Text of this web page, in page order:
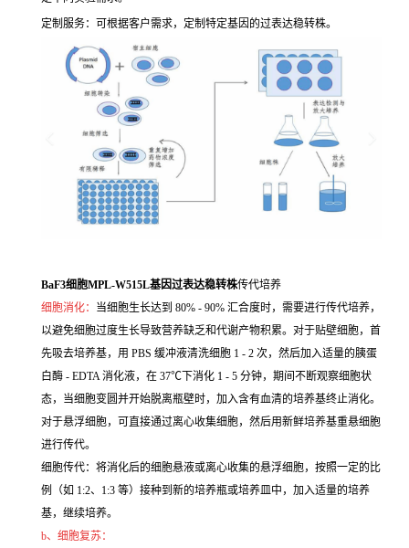
定制服务：可根据客户需求，定制特定基因的过表达稳转株。
BaF3细胞MPL-W515L基因过表达稳转株传代培养
细胞消化： 当细胞生长达到 80% - 90% 汇合度时，需要进行传代培养，
以避免细胞过度生长导致营养缺乏和代谢产物积累。对于贴壁细胞，首
先吸去培养基，用 PBS 缓冲液清洗细胞 1 - 2 次，然后加入适量的胰蛋
白酶 - EDTA 消化液，在 37℃下消化 1 - 5 分钟，期间不断观察细胞状
态，当细胞变圆并开始脱离瓶壁时，加入含有血清的培养基终止消化。
对于悬浮细胞，可直接通过离心收集细胞，然后用新鲜培养基重悬细胞
进行传代。
细胞传代：将消化后的细胞悬液或离心收集的悬浮细胞，按照一定的比
例（如 1:2、1:3 等）接种到新的培养瓶或培养皿中，加入适量的培养
基，继续培养。
b、细胞复苏：